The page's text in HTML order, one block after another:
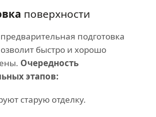
поверхности
подготовка
быстро и хорошо
Очередность
этапов:
старую отделку.